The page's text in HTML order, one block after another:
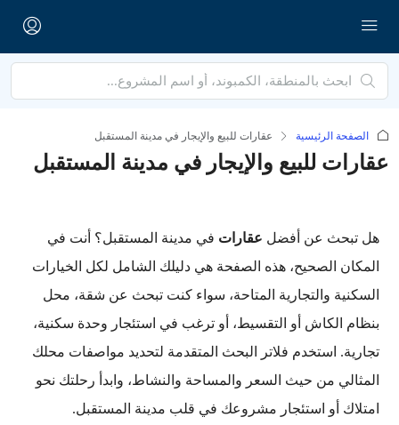
الصفحة الرئيسية عقارات للبيع والإيجار في مدينة المستقبل
عقارات للبيع والإيجار في مدينة المستقبل
هل تبحث عن أفضل عقارات في مدينة المستقبل؟ أنت في
المكان الصحيح، هذه الصفحة هي دليلك الشامل لكل الخيارات
السكنية والتجارية المتاحة، سواء كنت تبحث عن شقة، محل
بنظام الكاش أو التقسيط، أو ترغب في استئجار وحدة سكنية،
تجارية. استخدم فلاتر البحث المتقدمة لتحديد مواصفات محلك
المثالي من حيث السعر والمساحة والنشاط، وابدأ رحلتك نحو
امتلاك أو استئجار مشروعك في قلب مدينة المستقبل.